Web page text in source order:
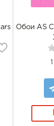
Обои AS